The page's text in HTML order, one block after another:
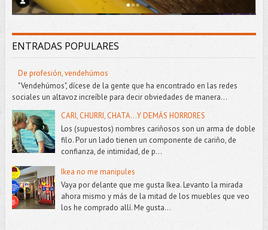
ENTRADAS POPULARES
De profesión, vendehúmos
"Vendehúmos", dícese de la gente que ha encontrado en las redes
sociales un altavoz increíble para decir obviedades de manera...
CARI, CHURRI, CHATA...Y DEMÁS HORRORES
Los (supuestos) nombres cariñosos son un arma de doble
filo. Por un lado tienen un componente de cariño, de
confianza, de intimidad, de p...
Ikea no me manipules
Vaya por delante que me gusta Ikea. Levanto la mirada
ahora mismo y más de la mitad de los muebles que veo
los he comprado allí. Me gusta...